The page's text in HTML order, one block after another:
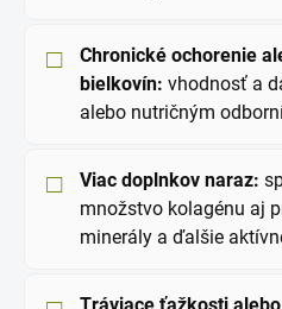
Chronické ochorenie
bielkovín: vhodnosť a
alebo nutričným
Viac doplnkov naraz:
množstvo kolagénu aj
minerály a ďalšie